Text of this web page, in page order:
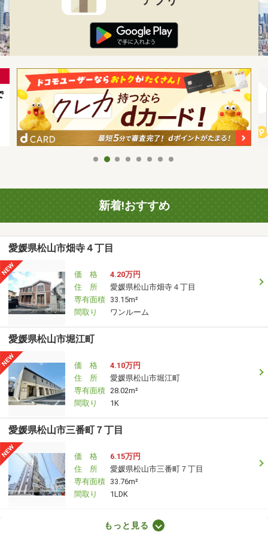
新着!おすすめ
愛媛県松山市畑寺４丁目
価 格
4.20万円
住 所
愛媛県松山市畑寺４丁目
専有面積 33.15m²
間取り
ワンルーム
愛媛県松山市堀江町
価 格
4.10万円
住 所
愛媛県松山市堀江町
専有面積 28.02m²
間取り
1K
愛媛県松山市三番町７丁目
価 格
6.15万円
住 所
愛媛県松山市三番町７丁目
専有面積 33.76m²
間取り
1LDK
愛媛県松山市越智２丁目もっと見る